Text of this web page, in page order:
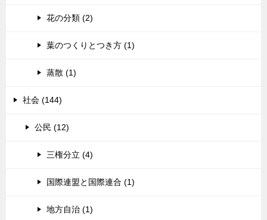
花の分類 (2)
葉のつくりとつき方 (1)
蒸散 (1)
社会 (144)
公民 (12)
三権分立 (4)
国際連盟と国際連合 (1)
地方自治 (1)